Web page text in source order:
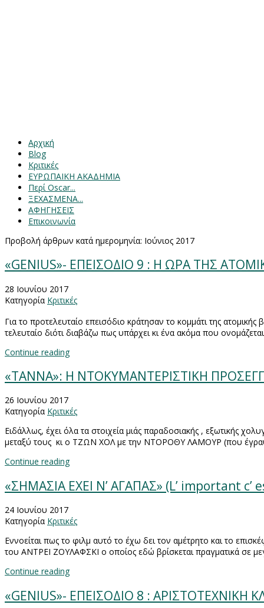
Αρχική
Blog
Κριτικές
ΕΥΡΩΠΑΙΚΗ ΑΚΑΔΗΜΙΑ
Περί Oscar...
ΞΕΧΑΣΜΕΝΑ...
ΑΦΗΓΗΣΕΙΣ
Επικοινωνία
Προβολή άρθρων κατά ημερομηνία: Ιούνιος 2017
«GENIUS»- ΕΠΕΙΣΟΔΙΟ 9 : Η ΩΡΑ ΤΗΣ
28 Ιουνίου 2017
Κατηγορία Κριτικές
Για το προτελευταίο επεισόδιο κράτησαν το κομμάτι της
τελευταίο διότι διαβάζω πως υπάρχει κι ένα ακόμα που
Continue reading
«ΤΑΝΝΑ»: Η ΝΤΟΚΥΜΑΝΤΕΡΙΣΤΙΚΗ
26 Ιουνίου 2017
Κατηγορία Κριτικές
Ειδάλλως, έχει όλα τα στοιχεία μιάς παραδοσιακής , εξωτικής
μεταξύ τους κι ο ΤΖΩΝ ΧΟΛ με την ΝΤΟΡΟΘΥ ΛΑΜΟΥΡ (που έγραψαν
Continue reading
«ΣΗΜΑΣΙΑ ΕΧΕΙ Ν’ ΑΓΑΠΑΣ» (L’ important
24 Ιουνίου 2017
Κατηγορία Κριτικές
Εννοείται πως το φιλμ αυτό το έχω δει τον αμέτρητο και το
του ΑΝΤΡΕΙ ΖΟΥΛΑΦΣΚΙ ο οποίος εδώ βρίσκεται πραγματικά σε
Continue reading
«GENIUS»- ΕΠΕΙΣΟΔΙΟ 8 : ΑΡΙΣΤΟΤΕΧΝΙΚΗ